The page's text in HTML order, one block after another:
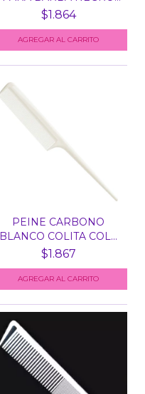
PETRA...
$1.864
PEINE CARBONO
BLANCO COLITA COLA
PUA PET...
$1.867